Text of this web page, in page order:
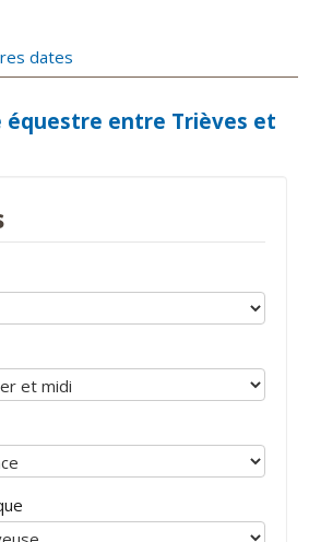
dates
équestre entre Trièves et